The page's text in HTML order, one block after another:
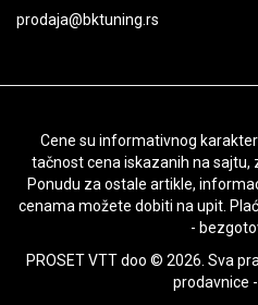
prodaja@bktuning.rs
Cene su informativnog
tačnost cena iskazanih na sajtu,
Ponudu za ostale artikle,
cenama možete dobiti na upit.
-
PROSET VTT doo © 2026. Sva
prodavnice -